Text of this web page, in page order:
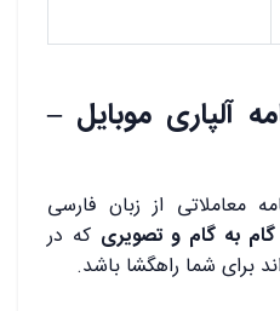
آلپاری موبایل –
معاملاتی از زبان فارسی
به گام و تصویری که در
برای شما راهگشا باشد.